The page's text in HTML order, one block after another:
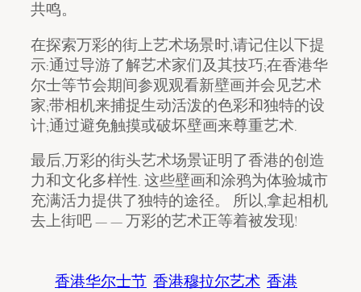
共鸣。
在探索万彩的街上艺术场景时,请记住以下提
示:通过导游了解艺术家们及其技巧;在香港华
尔士等节会期间参观观看新壁画并会见艺术
家;带相机来捕捉生动活泼的色彩和独特的设
计;通过避免触摸或破坏壁画来尊重艺术.
最后,万彩的街头艺术场景证明了香港的创造
力和文化多样性. 这些壁画和涂鸦为体验城市
充满活力提供了独特的途径。 所以,拿起相机
去上街吧 — — 万彩的艺术正等着被发现!
香港华尔士节 香港穆拉尔艺术 香港